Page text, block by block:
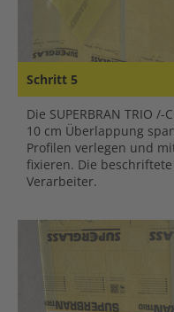
Schritt 5
Die SUPERBRAN TRIO
10 cm Überlappung
Profilen verlegen und
fixieren. Die
Verarbeiter.